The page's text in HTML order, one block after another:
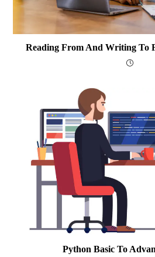
Reading From And Writing To
Python Basic To